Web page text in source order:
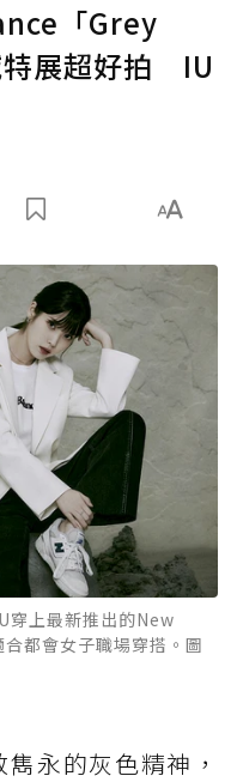
「Grey
特展超好拍 IU
穿上最新推出的New
都會女子職場穿搭。圖
永的灰色精神，